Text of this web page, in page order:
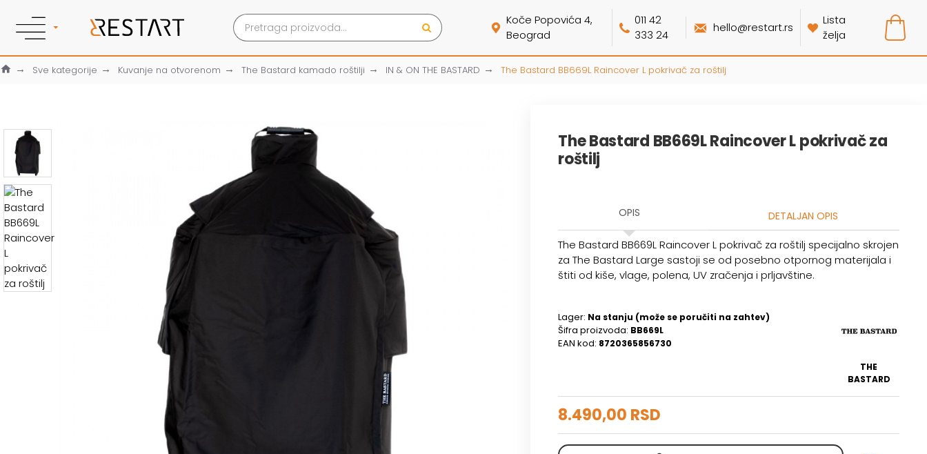
Koče Popovića 4,
Beograd
011 42
333 24
hello@restart.rs
Lista
želja
Sve kategorije Kuvanje na otvorenom The Bastard kamado roštilji IN & ON THE BASTARD The Bastard BB669L Raincover L pokrivač za roštilj
The Bastard BB669L Raincover L pokrivač za
roštilj
OPIS DETALJAN OPIS
The Bastard BB669L Raincover L pokrivač za roštilj specijalno skrojen
za The Bastard Large sastoji se od posebno otpornog materijala i
štiti od kiše, vlage, polena, UV zračenja i prljavštine.
Lager: Na stanju (može se poručiti na zahtev)
Šifra proizvoda: BB669L
EAN kod: 8720365856730
THE
BASTARD
8.490,00 RSD